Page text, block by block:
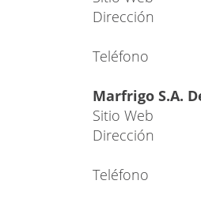
Dirección
Teléfono
Marfrigo S.A.
Sitio Web
Dirección
Teléfono